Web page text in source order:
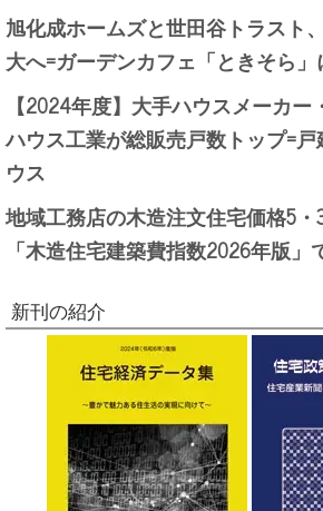
旭化成ホームズと世田谷トラスト
大へ=ガーデンカフェ「ときそら
【2024年度】大手ハウスメーカ
ハウス工業が総販売戸数トップ=
ウス
地域工務店の木造注文住宅価格5・
「木造住宅建築費指数2026年版」
新刊の紹介